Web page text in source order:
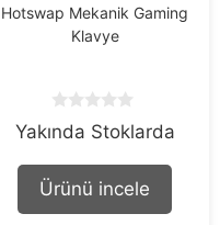
Hotswap Mekanik Gaming
Klavye
o
o
f
Yakında Stoklarda
Ürünü incele